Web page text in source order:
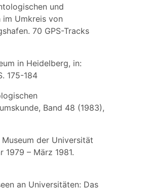
und
Umkreis von
70 GPS-Tracks
in Heidelberg, in:
175-184
Band 48 (1983),
der Universität
– März 1981.
an Universitäten: Das